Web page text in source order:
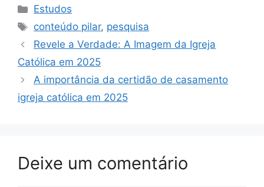
Categorias
Estudos
Tags
conteúdo pilar, pesquisa
Revele a Verdade: A Imagem da Igreja
Católica em 2025
A importância da certidão de casamento
igreja católica em 2025
Deixe um comentário